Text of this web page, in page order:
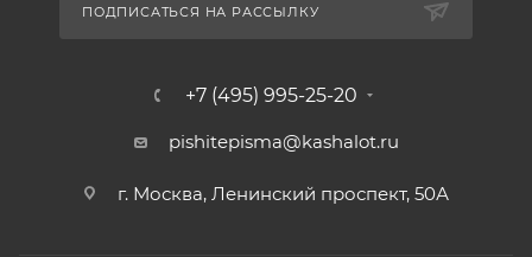
ПОДПИСАТЬСЯ НА РАССЫЛКУ
+7 (495) 995-25-20​
pishitepisma@kashalot.ru
г. Москва, Ленинский проспект, 50А​